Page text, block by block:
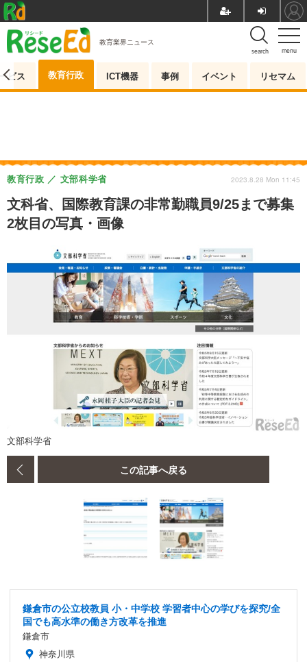
menu
search
教育業界ニュース
ビス 教育行政 ICT機器 事例 イベント リセマム
文科省、国際教育課の非常勤職員9/25まで募集
2枚目の写真・画像
教育行政 文部科学省 2023.8.28 Mon 11:45
文部科学省
この記事へ戻る
鎌倉市の公立校教員 小・中学校 学習者中心の学びを探究/全
国でも高水準の働き方改革を推進
鎌倉市
神奈川県